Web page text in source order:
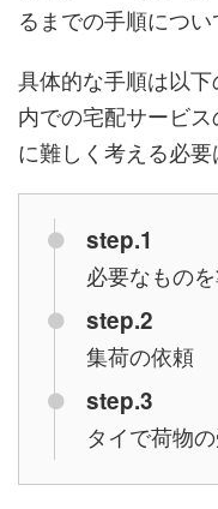
るまでの手順につい
具体的な手順は以
内での宅配サービ
に難しく考える必要
step.1
必要なもの
step.2
集荷の依頼
step.3
タイで荷物